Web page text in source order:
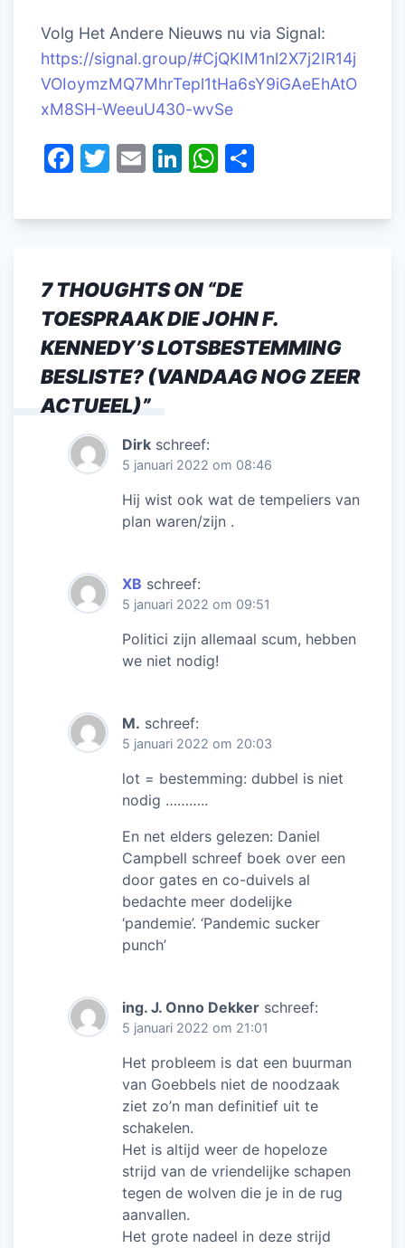
Volg Het Andere Nieuws nu via Signal:
https://signal.group/#CjQKIM1nl2X7j2IR14j
VOIoymzMQ7MhrTepl1tHa6sY9iGAeEhAtO
xM8SH-WeeuU430-wvSe
F
c
b
o
o
k
T
itt
E
ai
Li
k
dI
n
W
at
A
p
p
e
7 THOUGHTS ON “DE
TOESPRAAK DIE JOHN F.
KENNEDY’S LOTSBESTEMMING
BESLISTE? (VANDAAG NOG ZEER
ACTUEEL)”
Dirk schreef:
5 januari 2022 om 08:46
Hij wist ook wat de tempeliers van
plan waren/zijn .
XB schreef:
5 januari 2022 om 09:51
Politici zijn allemaal scum, hebben
we niet nodig!
M. schreef:
5 januari 2022 om 20:03
lot = bestemming: dubbel is niet
nodig ………..
En net elders gelezen: Daniel
Campbell schreef boek over een
door gates en co-duivels al
bedachte meer dodelijke
‘pandemie’. ‘Pandemic sucker
punch’
ing. J. Onno Dekker schreef:
5 januari 2022 om 21:01
Het probleem is dat een buurman
van Goebbels niet de noodzaak
ziet zo’n man definitief uit te
schakelen.
Het is altijd weer de hopeloze
strijd van de vriendelijke schapen
tegen de wolven die je in de rug
aanvallen.
Het grote nadeel in deze strijd